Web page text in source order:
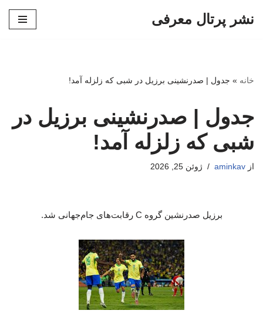
نشر پرتال معرفی
خانه » جدول | صدرنشینی برزیل در شبی که زلزله آمد!
جدول | صدرنشینی برزیل در
شبی که زلزله آمد!
از aminkav ژوئن 25, 2026
برزیل صدرنشین گروه C رقابت‌های جام‌جهانی شد.